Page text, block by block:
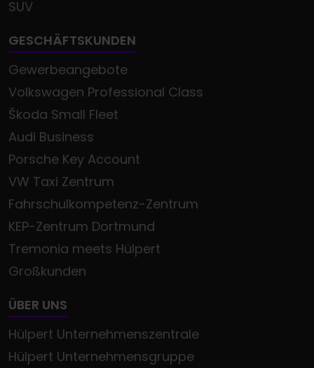
SUV
GESCHÄFTSKUNDEN
Gewerbeangebote
Volkswagen Professional Class
Škoda Small Fleet
Audi Business
Porsche Key Account
VW Taxi Zentrum
Fahrschulkompetenz-Zentrum
KEP-Zentrum Dortmund
Tremonia meets Hülpert
Großkunden
ÜBER UNS
Hülpert Unternehmenszentrale
Hülpert Unternehmensgruppe